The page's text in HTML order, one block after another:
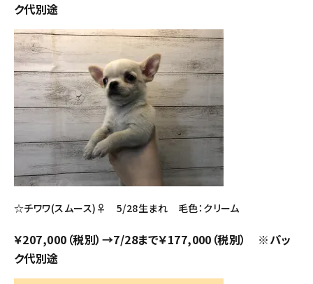
ク代別途
☆チワワ(スムース)♀ 5/28生まれ 毛色：クリーム
￥207,000（税別）→7/28まで￥177,000（税別） ※パッ
ク代別途